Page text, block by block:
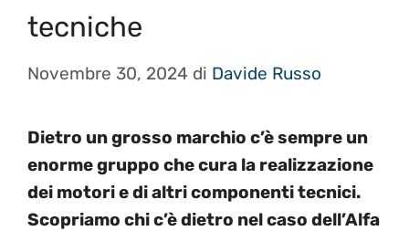
tecniche
Novembre 30, 2024 di Davide Russo
Dietro un grosso marchio c’è sempre un
enorme gruppo che cura la realizzazione
dei motori e di altri componenti tecnici.
Scopriamo chi c’è dietro nel caso dell’Alfa